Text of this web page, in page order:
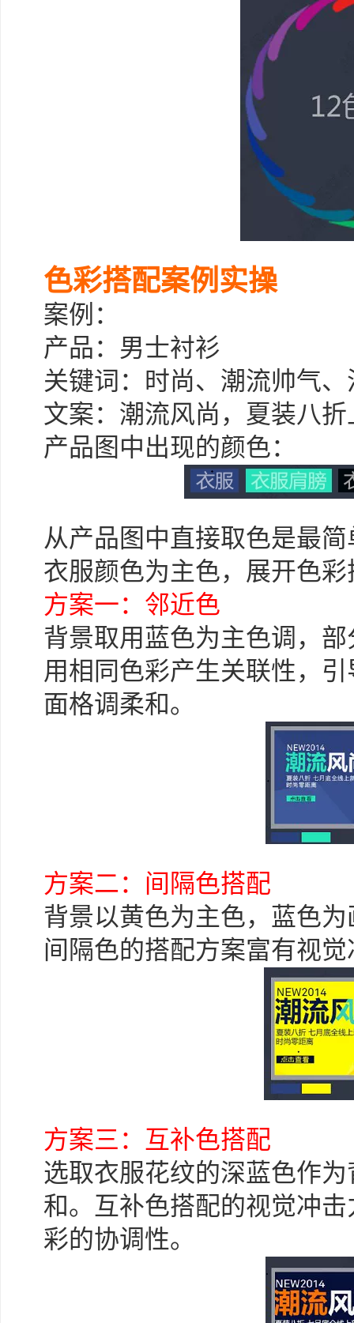
色彩搭配案例实操
案例：
产品：男士衬衫
关键词：时尚、潮流帅气、
文案：潮流风尚，夏装八折
产品图中出现的颜色：
从产品图中直接取色是最
衣服颜色为主色，展开色彩
方案一：邻近色
背景取用蓝色为主色调，
用相同色彩产生关联性，
面格调柔和。
方案二：间隔色搭配
背景以黄色为主色，蓝色
间隔色的搭配方案富有视
方案三：互补色搭配
选取衣服花纹的深蓝色作
和。互补色搭配的视觉冲
彩的协调性。